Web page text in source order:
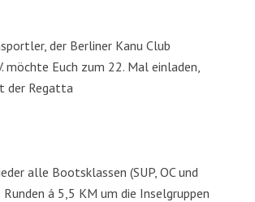
der Berliner Kanu Club
möchte Euch zum 22. Mal einladen,
der Regatta
alle Bootsklassen (SUP, OC und
á 5,5 KM um die Inselgruppen